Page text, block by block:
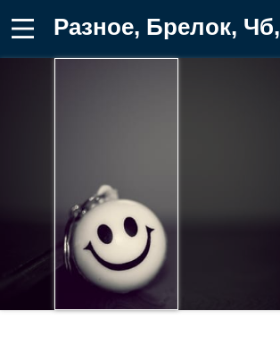
Разное, Брелок, Чб, Смайлик, Улыбка Картинка на телефон